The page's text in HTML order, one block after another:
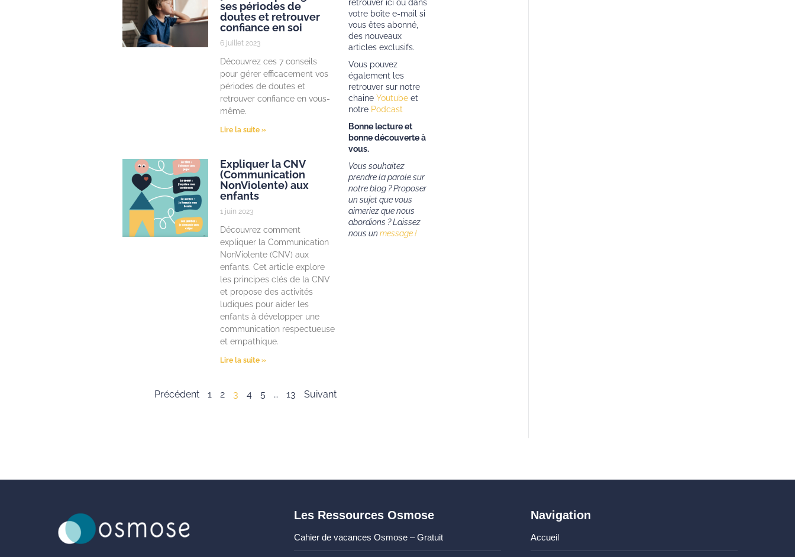
ses périodes de
doutes et retrouver
confiance en soi
6 juillet 2023
Découvrez ces 7 conseils
pour gérer efficacement vos
périodes de doutes et
retrouver confiance en vous-
même.
Lire la suite »
Expliquer la CNV
(Communication
NonViolente) aux
enfants
1 juin 2023
Découvrez comment
expliquer la Communication
NonViolente (CNV) aux
enfants. Cet article explore
les principes clés de la CNV
et propose des activités
ludiques pour aider les
enfants à développer une
communication respectueuse
et empathique.
Lire la suite »
Précédent 1 2 3 4 5 … 13 Suivant
retrouver ici ou dans
votre boîte e-mail si
vous êtes abonné,
des nouveaux
articles exclusifs.
Vous pouvez
également les
retrouver sur notre
chaineYoutube et
notre Podcast
Bonne lecture et
bonne découverte à
vous.
Vous souhaitez
prendre la parole sur
notre blog ? Proposer
un sujet que vous
aimeriez que nous
abordions ?Laissez
nous unmessage !
Les Ressources Osmose
Cahier de vacances Osmose – Gratuit
Navigation
Accueil